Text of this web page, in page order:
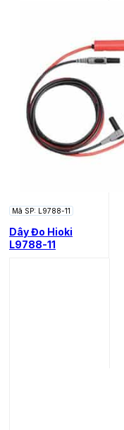
Mã SP: L9788-11
Dây Đo Hioki
L9788-11